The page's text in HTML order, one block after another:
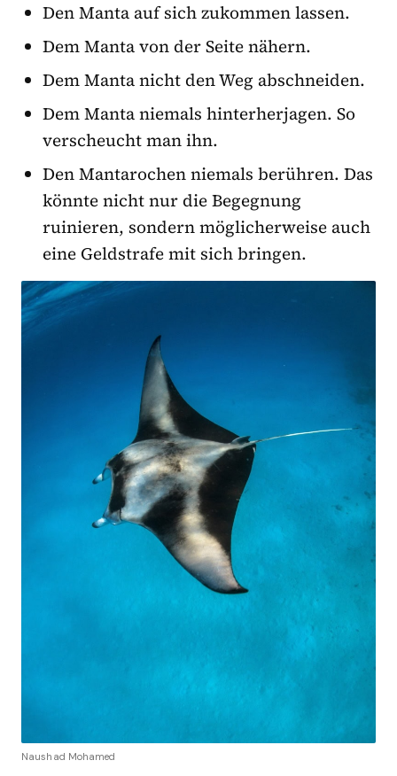
Den Manta auf sich zukommen lassen.
Dem Manta von der Seite nähern.
Dem Manta nicht den Weg abschneiden.
Dem Manta niemals hinterherjagen. So
verscheucht man ihn.
Den Mantarochen niemals berühren. Das
könnte nicht nur die Begegnung
ruinieren, sondern möglicherweise auch
eine Geldstrafe mit sich bringen.
Naushad Mohamed